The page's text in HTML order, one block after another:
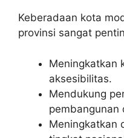
Keberadaan kota
provinsi sangat
Meningkatkan
aksesibilitas.
Mendukung
pembangunan
Meningkatkan